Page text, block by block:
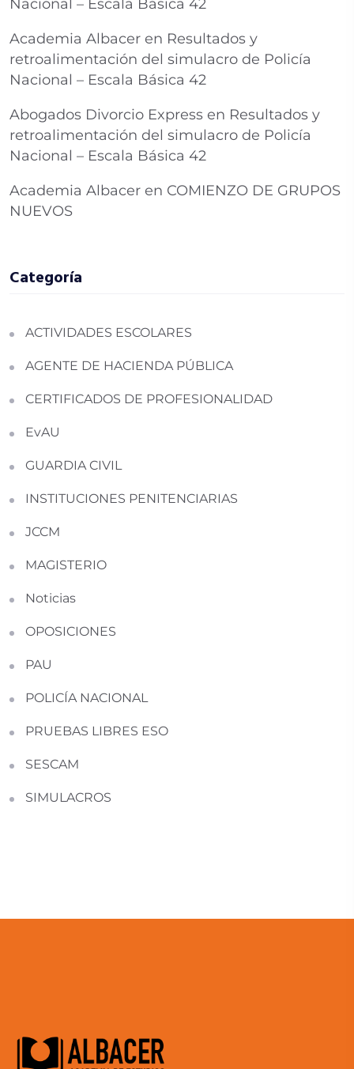
Nacional – Escala Básica 42
Academia Albacer en Resultados y
retroalimentación del simulacro de Policía
Nacional – Escala Básica 42
Abogados Divorcio Express en Resultados y
retroalimentación del simulacro de Policía
Nacional – Escala Básica 42
Academia Albacer en COMIENZO DE GRUPOS
NUEVOS
Categoría
ACTIVIDADES ESCOLARES
AGENTE DE HACIENDA PÚBLICA
CERTIFICADOS DE PROFESIONALIDAD
EvAU
GUARDIA CIVIL
INSTITUCIONES PENITENCIARIAS
JCCM
MAGISTERIO
Noticias
OPOSICIONES
PAU
POLICÍA NACIONAL
PRUEBAS LIBRES ESO
SESCAM
SIMULACROS